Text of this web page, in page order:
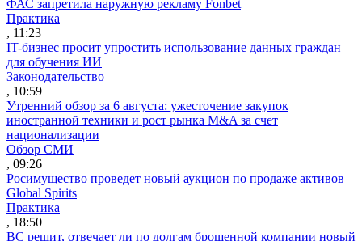
ФАС запретила наружную рекламу Fonbet
Практика
, 11:23
IT-бизнес просит упростить использование данных граждан
для обучения ИИ
Законодательство
, 10:59
Утренний обзор за 6 августа: ужесточение закупок
иностранной техники и рост рынка M&A за счет
национализации
Обзор СМИ
, 09:26
Росимущество проведет новый аукцион по продаже активов
Global Spirits
Практика
, 18:50
ВС решит, отвечает ли по долгам брошенной компании новый